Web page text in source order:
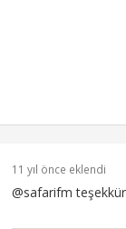
11 yıl önce eklendi
@safarifm